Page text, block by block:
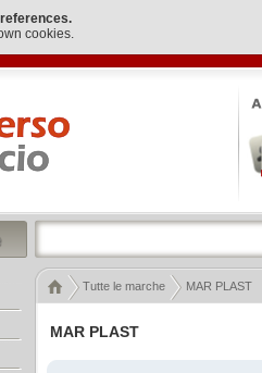
cookies.
MAR PLAST
Tutte le marche MAR PLAST